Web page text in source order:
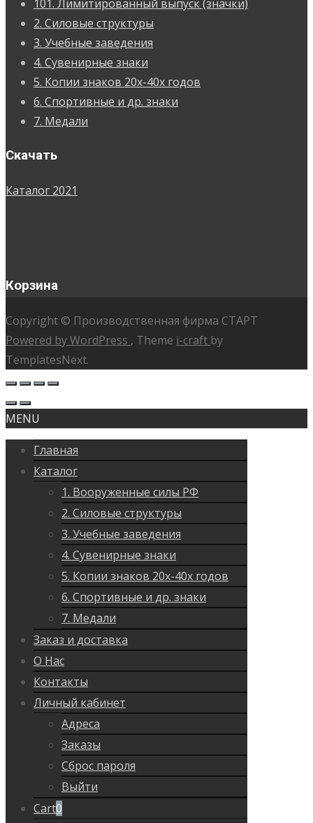
101. Лимитированный выпуск (значки)
2. Силовые структуры
3. Учебные заведения
4. Сувенирные знаки
5. Копии знаков 20х-40х годов
6. Спортивные и др. знаки
7. Медали
Скачать
Каталог 2021
Корзина
Copyright © Производственная фирма СТАРТ
Powered by WordPress , Theme i-craft by
TemplatesNext.
MENU
Главная
Каталог
1. Вооруженные силы РФ
2. Силовые структуры
3. Учебные заведения
4. Сувенирные знаки
5. Копии знаков 20х-40х годов
6. Спортивные и др. знаки
7. Медали
Заказ и доставка
О Нас
Контакты
Личный кабинет
Адреса
Заказы
Сброс пароля
Выйти
Cart0